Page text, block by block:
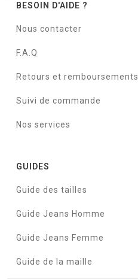
BESOIN D'AIDE ?
Nous contacter
F.A.Q
Retours et remboursements
Suivi de commande
Nos services
GUIDES
Guide des tailles
Guide Jeans Homme
Guide Jeans Femme
Guide de la maille